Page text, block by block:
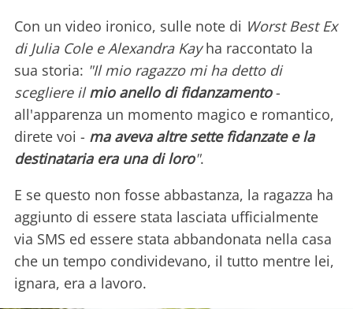
Con un video ironico, sulle note di Worst Best Ex
di Julia Cole e Alexandra Kayha raccontato la
sua storia: "Il mio ragazzo mi ha detto di
scegliere ilmio anello di fidanzamento-
all'apparenza un momento magico e romantico,
direte voi - ma aveva altre sette fidanzate e la
destinataria era una di loro".
E se questo non fosse abbastanza, la ragazza ha
aggiunto di essere stata lasciata ufficialmente
via SMS ed essere stata abbandonata nella casa
che un tempo condividevano, il tutto mentre lei,
ignara, era a lavoro.